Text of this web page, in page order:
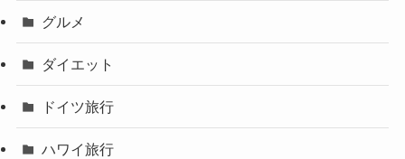
グルメ
ダイエット
ドイツ旅行
ハワイ旅行